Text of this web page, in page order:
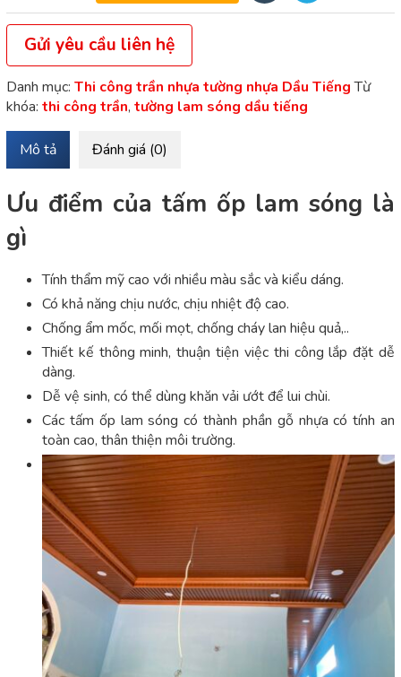
Gửi yêu cầu liên hệ
Danh mục: Thi công trần nhựa tường nhựa Dầu Tiếng Từ
khóa: thi công trần, tường lam sóng dầu tiếng
Mô tả Đánh giá (0)
Ưu điểm của tấm ốp lam sóng là
gì
Tính thẩm mỹ cao với nhiều màu sắc và kiểu dáng.
Có khả năng chịu nước, chịu nhiệt độ cao.
Chống ẩm mốc, mối mọt, chống cháy lan hiệu quả,..
Thiết kế thông minh, thuận tiện việc thi công lắp đặt dễ
dàng.
Dễ vệ sinh, có thể dùng khăn vải ướt để lui chùi.
Các tấm ốp lam sóng có thành phần gỗ nhựa có tính an
toàn cao, thân thiện môi trường.